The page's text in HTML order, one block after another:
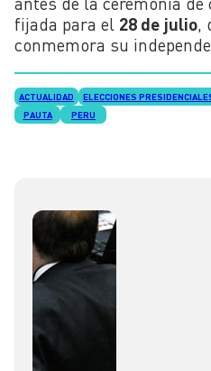
fijada para el 28 de julio,
conmemora su
ACTUALIDAD ELECCIONES
PAUTA
PERU